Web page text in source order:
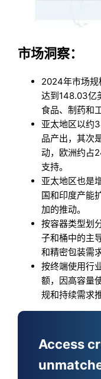
市场洞察：
2024年市场
达到148.03亿
食品、制药和
亚太地区以约
品产出，其次
动，欧洲约占
支持。
亚太地区也是
国和印度产能
加的推动。
按容器类型划
子和桶中的主
和精密包装需
按终端使用行
额，因高容量
规和持续需求
Access